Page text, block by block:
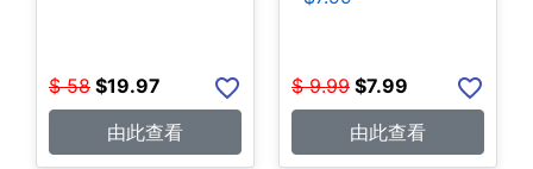
$ 58 $19.97
由此查看
$ 9.99 $7.99
由此查看